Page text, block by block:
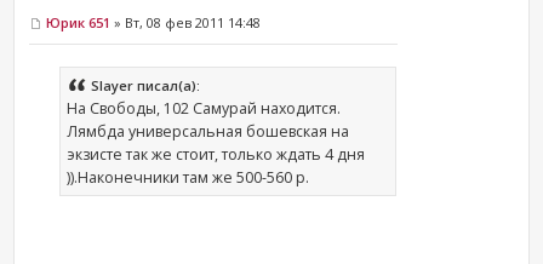
Юрик 651 » Вт, 08 фев 2011 14:48
Slayer писал(а):
На Свободы, 102 Самурай находится.
Лямбда универсальная бошевская на
экзисте так же стоит, только ждать 4 дня
)).Наконечники там же 500-560 р.